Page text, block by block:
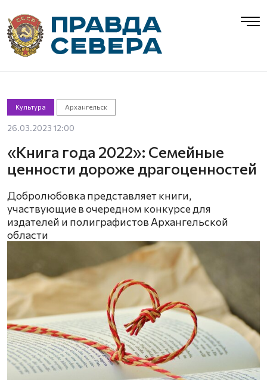
Культура Архангельск
26.03.2023 12:00
«Книга года 2022»: Семейные
ценности дороже драгоценностей
Добролюбовка представляет книги,
участвующие в очередном конкурсе для
издателей и полиграфистов Архангельской
области